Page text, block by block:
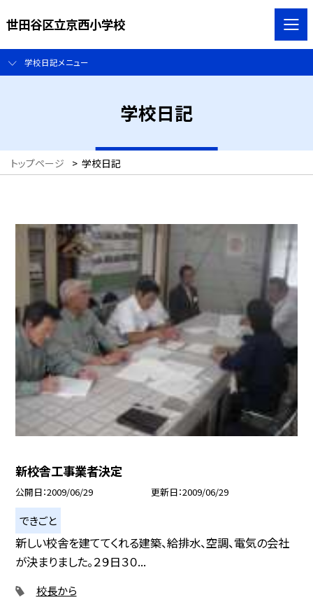
世田谷区立京西小学校
学校日記メニュー
学校日記
トップページ > 学校日記
新校舎工事業者決定
公開日 2009/06/29 更新日 2009/06/29
できごと
新しい校舎を建ててくれる建築、給排水、空調、電気の会社
が決まりました。２９日３０...
校長から